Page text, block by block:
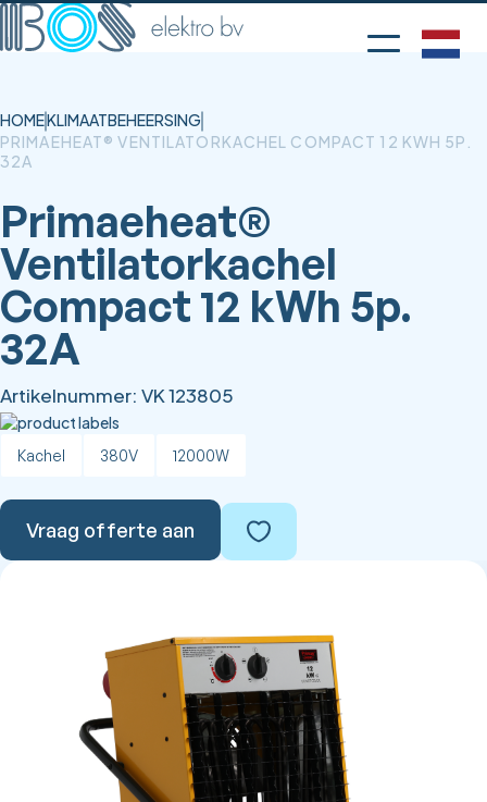
HOMEKLIMAATBEHEERSING
PRIMAEHEAT® VENTILATORKACHEL COMPACT 12 KWH 5P.
32A
Primaeheat®
Ventilatorkachel
Compact 12 kWh 5p.
32A
Artikelnummer: VK 123805
Kachel 380V 12000W
Vraag offerte aan